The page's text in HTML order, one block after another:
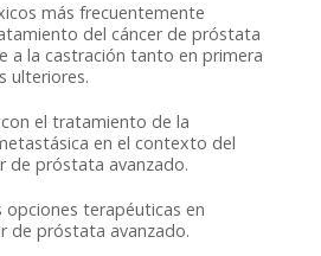
más frecuentemente
del cáncer de próstata
a la castración tanto en primera
ulteriores.
el tratamiento de la
en el contexto del
de próstata avanzado.
opciones terapéuticas en
de próstata avanzado.